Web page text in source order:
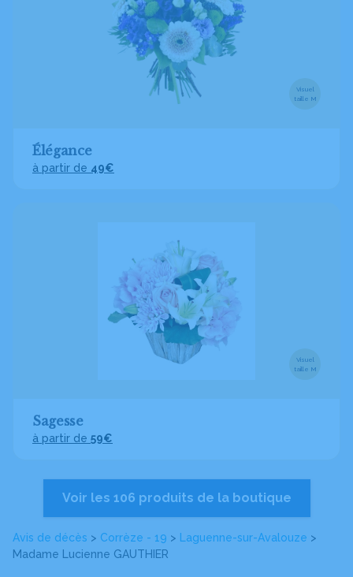
Avis de décès > Corrèze - 19 > Laguenne-sur-Avalouze >
Madame Lucienne GAUTHIER
Visuel
taille M
Élégance
à partir de 49€
Visuel
taille M
Sagesse
à partir de 59€
Voir les 106 produits de la boutique